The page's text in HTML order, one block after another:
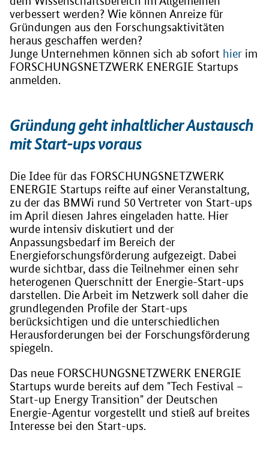
verbessert werden? Wie können Anreize für
Gründungen aus den Forschungsaktivitäten
heraus geschaffen werden?
Junge Unternehmen können sich ab sofort hier im
FORSCHUNGSNETZWERK ENERGIE Startups
anmelden.
Gründung geht inhaltlicher Austausch
mit Start-ups voraus
Die Idee für das FORSCHUNGSNETZWERK
ENERGIE Startups reifte auf einer Veranstaltung,
zu der das BMWi rund 50 Vertreter von Start-ups
im April diesen Jahres eingeladen hatte. Hier
wurde intensiv diskutiert und der
Anpassungsbedarf im Bereich der
Energieforschungsförderung aufgezeigt. Dabei
wurde sichtbar, dass die Teilnehmer einen sehr
heterogenen Querschnitt der Energie-Start-ups
darstellen. Die Arbeit im Netzwerk soll daher die
grundlegenden Profile der Start-ups
berücksichtigen und die unterschiedlichen
Herausforderungen bei der Forschungsförderung
spiegeln.
Das neue FORSCHUNGSNETZWERK ENERGIE
Startups wurde bereits auf dem "Tech Festival –
Start-up Energy Transition" der Deutschen
Energie-Agentur vorgestellt und stieß auf breites
Interesse bei den Start-ups.